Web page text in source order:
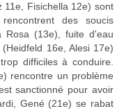
11e, Fisichella 12e) sont
des soucis
Rosa (13e), fuite d'eau
16e, Alesi 17e)
difficiles à conduire.
rencontre un problème
sanctionné pour avoir
Gené (21e) se rabat